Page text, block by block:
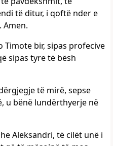
të ditur, i qoftë nder e
Amen.
Timote bir, sipas profecive
sipas tyre të bësh
të mirë, sepse
u bënë lundërthyerje në
Aleksandri, të cilët unë i